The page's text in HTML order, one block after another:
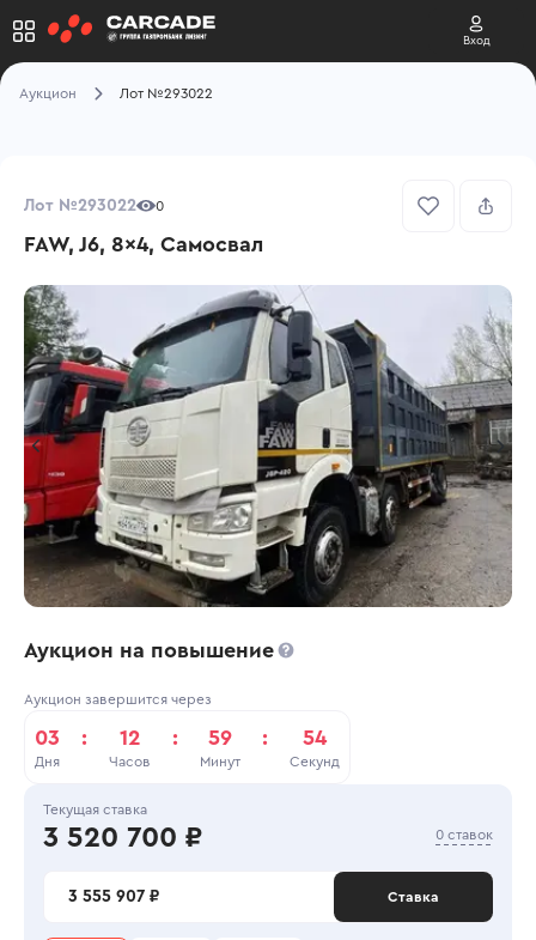
Вход
Аукцион Лот №293022
Лот №293022 0
FAW, J6, 8x4, Самосвал
Аукцион на повышение
Аукцион завершится через
03
Дня
: 12
Часов
: 59
Минут
: 54
Секунд
Текущая ставка
3 520 700 ₽ 0 ставок
3 555 907 ₽ Ставка